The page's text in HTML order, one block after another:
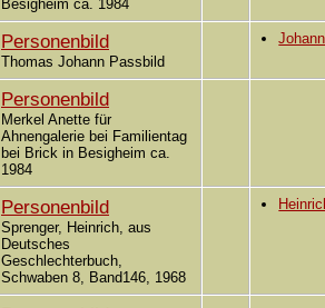
Besigheim ca. 1984
Personenbild
Thomas Johann Passbild
Personenbild
Merkel Anette für
Ahnengalerie bei Familientag
bei Brick in Besigheim ca.
1984
Personenbild
Sprenger, Heinrich, aus
Deutsches
Geschlechterbuch,
Schwaben 8, Band146, 1968